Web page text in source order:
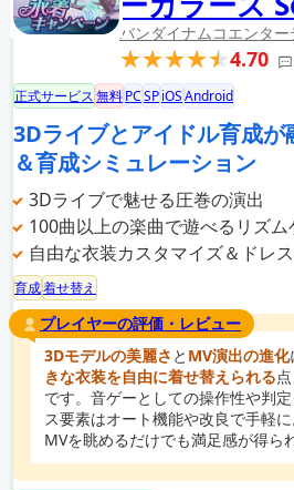
バンダイナムコエンター
4.70
正式サービス無料PCSPiOSAndroid
3Dライブとアイドル育成
＆育成シミュレーション
3Dライブで魅せる圧巻の演出
100曲以上の楽曲で遊べるリズム
自由な衣装カスタマイズ＆ドレ
育成着せ替え
プレイヤーの評価・レビュー
3Dモデルの美麗さ と MV演出の進化
きな衣装を自由に着せ替えられる
です。音ゲーとしての操作性や判
ス要素はオート機能や改良で手軽
MVを眺めるだけでも満足感が得ら